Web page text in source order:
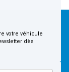
votre véhicule
dès